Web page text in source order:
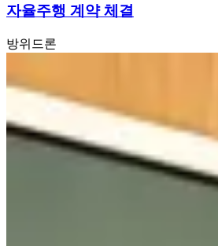
자율주행 계약 체결
방위 드론